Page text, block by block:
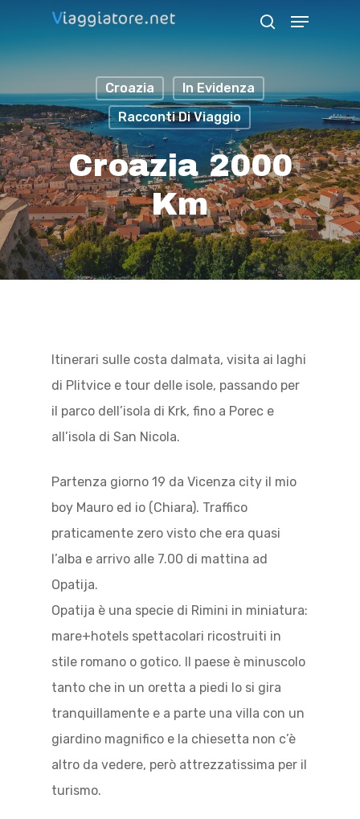
main
Menu
Croazia
In Evidenza
Racconti Di Viaggio
Croazia 2000
Km
Itinerari sulle costa dalmata, visita ai laghi
di Plitvice e tour delle isole, passando per
il parco dell’isola di Krk, fino a Porec e
all’isola di San Nicola.
Partenza giorno 19 da Vicenza city il mio
boy Mauro ed io (Chiara). Traffico
praticamente zero visto che era quasi
l’alba e arrivo alle 7.00 di mattina ad
Opatija.
Opatija è una specie di Rimini in miniatura:
mare+hotels spettacolari ricostruiti in
stile romano o gotico. Il paese è minuscolo
tanto che in un oretta a piedi lo si gira
tranquillamente e a parte una villa con un
giardino magnifico e la chiesetta non c’è
altro da vedere, però attrezzatissima per il
turismo.